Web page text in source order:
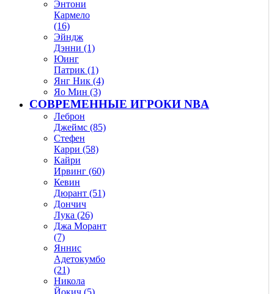
Энтони
Кармело
(16)
Эйндж
Дэнни (1)
Юинг
Патрик (1)
Янг Ник (4)
Яо Мин (3)
СОВРЕМЕННЫЕ ИГРОКИ NBA
Леброн
Джеймс (85)
Стефен
Карри (58)
Кайри
Ирвинг (60)
Кевин
Дюрант (51)
Дончич
Лука (26)
Джа Морант
(7)
Яннис
Адетокумбо
(21)
Никола
Йокич (5)